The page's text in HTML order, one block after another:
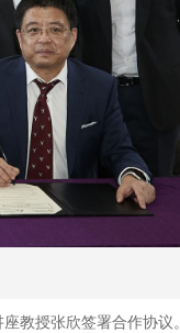
教授张欣签署合作协议。